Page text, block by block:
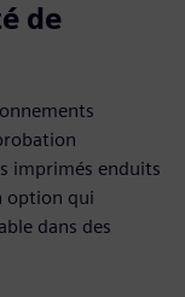
de
imprimés enduits
option qui
dans des